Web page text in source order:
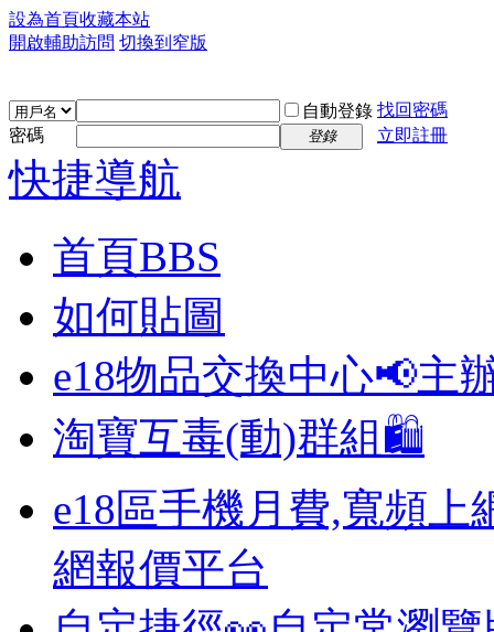
設為首頁收藏本站
開啟輔助訪問 切換到窄版
自動登錄 找回密碼
密碼
登錄 立即註冊
快捷導航
首頁BBS
如何貼圖
e18物品交換中心📢主
淘寶互毒(動)群組🛍️
e18區手機月費,寬頻上
網報價平台